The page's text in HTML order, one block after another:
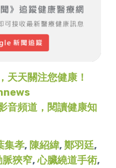
天天關注您健康！
音頻道，閱讀健康知
集孝, 陳紹緯, 鄭羽廷,
脈狹窄,心臟繞道手術,